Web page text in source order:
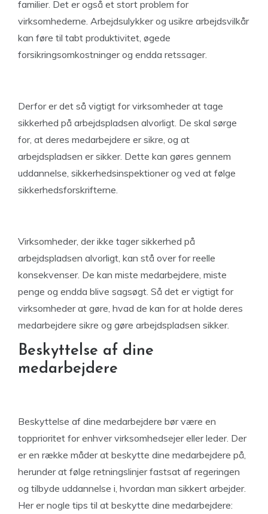
familier. Det er også et stort problem for
virksomhederne. Arbejdsulykker og usikre arbejdsvilkår
kan føre til tabt produktivitet, øgede
forsikringsomkostninger og endda retssager.
Derfor er det så vigtigt for virksomheder at tage
sikkerhed på arbejdspladsen alvorligt. De skal sørge
for, at deres medarbejdere er sikre, og at
arbejdspladsen er sikker. Dette kan gøres gennem
uddannelse, sikkerhedsinspektioner og ved at følge
sikkerhedsforskrifterne.
Virksomheder, der ikke tager sikkerhed på
arbejdspladsen alvorligt, kan stå over for reelle
konsekvenser. De kan miste medarbejdere, miste
penge og endda blive sagsøgt. Så det er vigtigt for
virksomheder at gøre, hvad de kan for at holde deres
medarbejdere sikre og gøre arbejdspladsen sikker.
Beskyttelse af dine
medarbejdere
Beskyttelse af dine medarbejdere bør være en
topprioritet for enhver virksomhedsejer eller leder. Der
er en række måder at beskytte dine medarbejdere på,
herunder at følge retningslinjer fastsat af regeringen
og tilbyde uddannelse i, hvordan man sikkert arbejder.
Her er nogle tips til at beskytte dine medarbejdere: